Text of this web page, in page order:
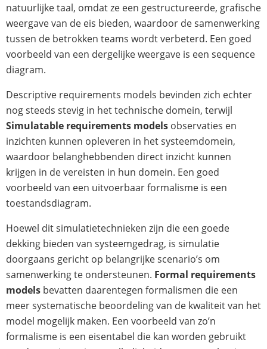
natuurlijke taal, omdat ze een gestructureerde, grafische
weergave van de eis bieden, waardoor de samenwerking
tussen de betrokken teams wordt verbeterd. Een goed
voorbeeld van een dergelijke weergave is een sequence
diagram.
Descriptive requirements models bevinden zich echter
nog steeds stevig in het technische domein, terwijl
Simulatable requirements models observaties en
inzichten kunnen opleveren in het systeemdomein,
waardoor belanghebbenden direct inzicht kunnen
krijgen in de vereisten in hun domein. Een goed
voorbeeld van een uitvoerbaar formalisme is een
toestandsdiagram.
Hoewel dit simulatietechnieken zijn die een goede
dekking bieden van systeemgedrag, is simulatie
doorgaans gericht op belangrijke scenario’s om
samenwerking te ondersteunen. Formal requirements
models bevatten daarentegen formalismen die een
meer systematische beoordeling van de kwaliteit van het
model mogelijk maken. Een voorbeeld van zo’n
formalisme is een eisentabel die kan worden gebruikt